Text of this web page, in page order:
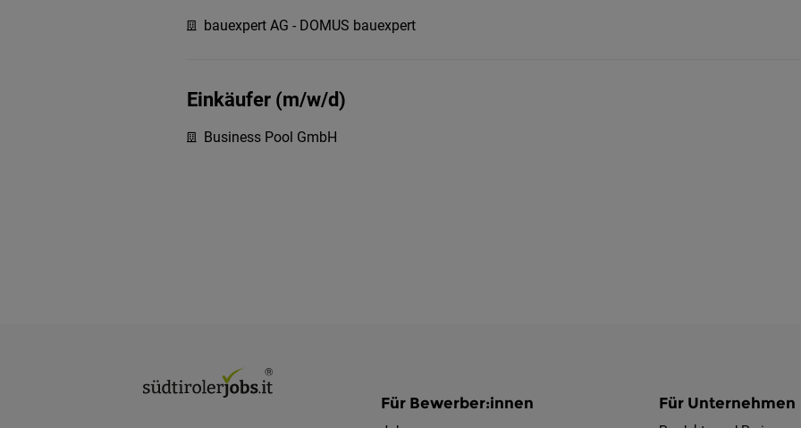
bauexpert AG - DOMUS bauexpert
Einkäufer (m/w/d)
Business Pool GmbH
Für Bewerber:innen Für Unternehmen